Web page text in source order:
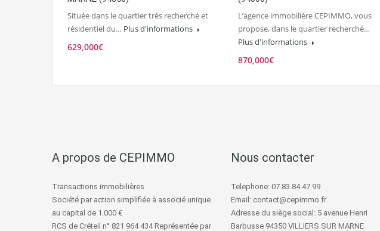
Située dans le quartier très recherché et
résidentiel du… Plus d'informations
629,000€
L’agence immobilière CEPIMMO, vous
propose, dans le quartier recherché…
Plus d'informations
870,000€
A propos de CEPIMMO
Transactions immobilières
Société par action simplifiée à associé unique
au capital de 1.000 €
RCS de Créteil n° 821 964 434 Représentée par
Nous contacter
Telephone: 07.83.84.47.99
Email: contact@cepimmo.fr
Adresse du siège social: 5 avenue Henri
Barbusse 94350 VILLIERS SUR MARNE